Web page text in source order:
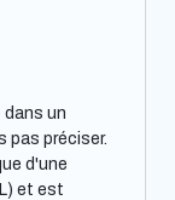
un
pas préciser.
d'une
et est